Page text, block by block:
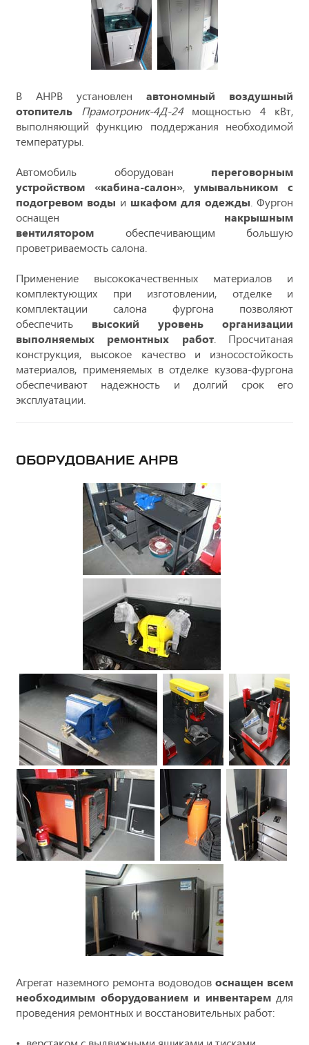
В АНРВ установлен автономный воздушный
отопитель
Прамотроник-4Д-24мощностью 4 кВт,
выполняющий функцию поддержания необходимой
температуры.
Автомобиль оборудован переговорным
устройством «кабина-салон»,умывальником с
подогревом воды и шкафом для одежды . Фургон
оснащен накрышным
вентилятором обеспечивающим большую
проветриваемость салона.
Применение высококачественных материалов и
комплектующих при изготовлении, отделке и
комплектации салона фургона позволяют
обеспечить высокий уровень организации
выполняемых ремонтных работ. Просчитаная
конструкция, высокое качество и износостойкость
материалов, применяемых в отделке кузова-фургона
обеспечивают надежность и долгий срок его
эксплуатации.
ОБОРУДОВАНИЕ АНРВ
Агрегат наземного ремонта водоводов оснащен всем
необходимым оборудованием и инвентаремдля
проведения ремонтных и восстановительных работ: